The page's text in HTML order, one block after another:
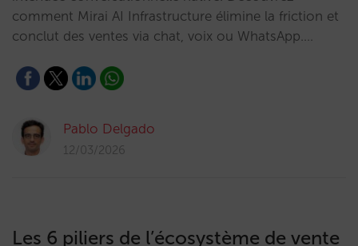
comment Mirai AI Infrastructure élimine la friction et
conclut des ventes via chat, voix ou WhatsApp.…
Pablo Delgado
12/03/2026
Les 6 piliers de l’écosystème de vente